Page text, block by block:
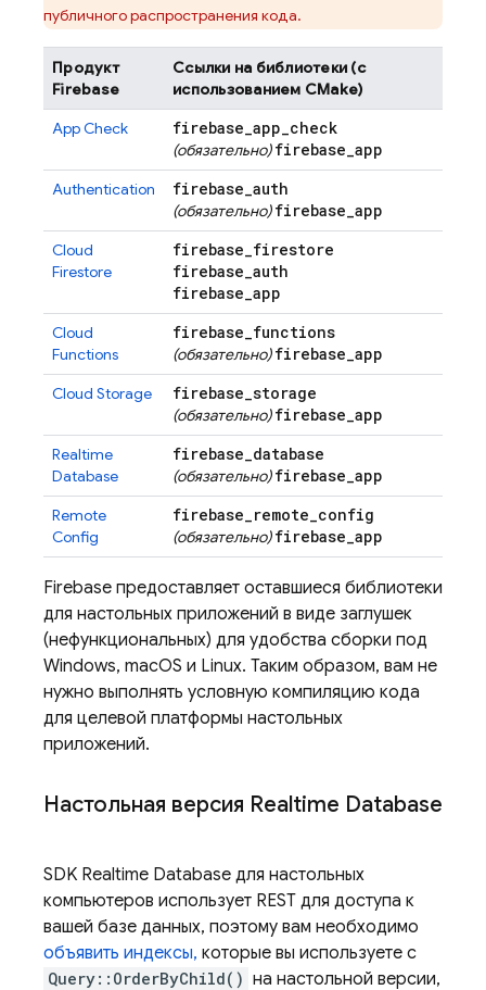
публичного распространения кода.
Продукт
Firebase
Ссылки на библиотеки (с
использованием CMake)
App Check
firebase_app_check
(обязательно) firebase_app
Authentication firebase_auth
(обязательно) firebase_app
Cloud
Firestore
firebase_firestore
firebase_auth
firebase_app
Cloud
Functions
firebase_functions
(обязательно) firebase_app
Cloud Storage firebase_storage
(обязательно) firebase_app
Realtime
Database
firebase_database
(обязательно) firebase_app
Remote
Config
firebase_remote_config
(обязательно) firebase_app
Firebase предоставляет оставшиеся библиотеки
для настольных приложений в виде заглушек
(нефункциональных) для удобства сборки под
Windows, macOS и Linux. Таким образом, вам не
нужно выполнять условную компиляцию кода
для целевой платформы настольных
приложений.
Настольная версия Realtime Database
SDK Realtime Database для настольных
компьютеров использует REST для доступа к
вашей базе данных, поэтому вам необходимо
объявить индексы, которые вы используете с
Query::OrderByChild() на настольной версии,